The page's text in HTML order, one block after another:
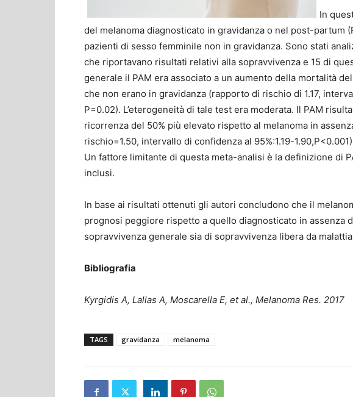
In
del melanoma diagnosticato in gravidanza o nel post-partum
pazienti di sesso femminile non in gravidanza. Sono stati
che riportavano risultati relativi alla sopravvivenza e 15 di
generale il PAM era associato a un aumento della mortalità
che non erano in gravidanza (rapporto di rischio di 1.17,
P=0.02). L’eterogeneità di tale test era moderata. Il PAM
ricorrenza del 50% più elevato rispetto al melanoma in
rischio=1.50, intervallo di confidenza al 95%:1.19-
Un fattore limitante di questa meta-analisi è la definizione di
inclusi.
In base ai risultati ottenuti gli autori concludono che il
prognosi peggiore rispetto a quello diagnosticato in assenza
sopravvivenza generale sia di sopravvivenza libera da
Bibliografia
Kyrgidis A, Lallas A, Moscarella E, et al., Melanoma Res. 2017
TAGS gravidanza melanoma